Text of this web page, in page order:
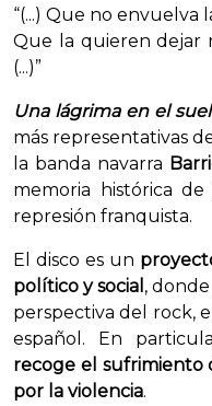
“(...) Que no envuelva
Que la quieren dejar
(...)”
Una lágrima en el
más representativas
la banda navarra
memoria histórica
represión franquista.
El disco es un
político y social ,
perspectiva del rock,
español. En
recoge el sufrimiento
por la violencia.